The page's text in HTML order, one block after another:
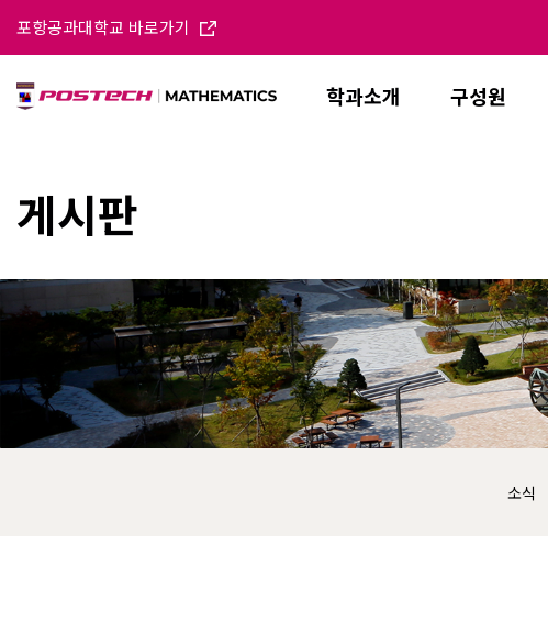
포항공과대학교 바로가기
학과소개 구성원
게시판
소식